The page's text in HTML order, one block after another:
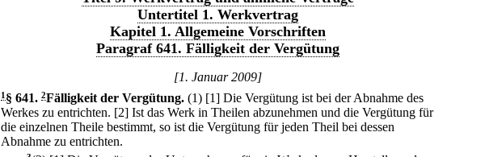
Untertitel 1. Werkvertrag
Kapitel 1. Allgemeine Vorschriften
Paragraf 641. Fälligkeit der Vergütung
[1. Januar 2009]
1 § 641. 2Fälligkeit der Vergütung. (1) [1] Die Vergütung ist bei der Abnahme des
Werkes zu entrichten. [2] Ist das Werk in Theilen abzunehmen und die Vergütung für
die einzelnen Theile bestimmt, so ist die Vergütung für jeden Theil bei dessen
Abnahme zu entrichten.